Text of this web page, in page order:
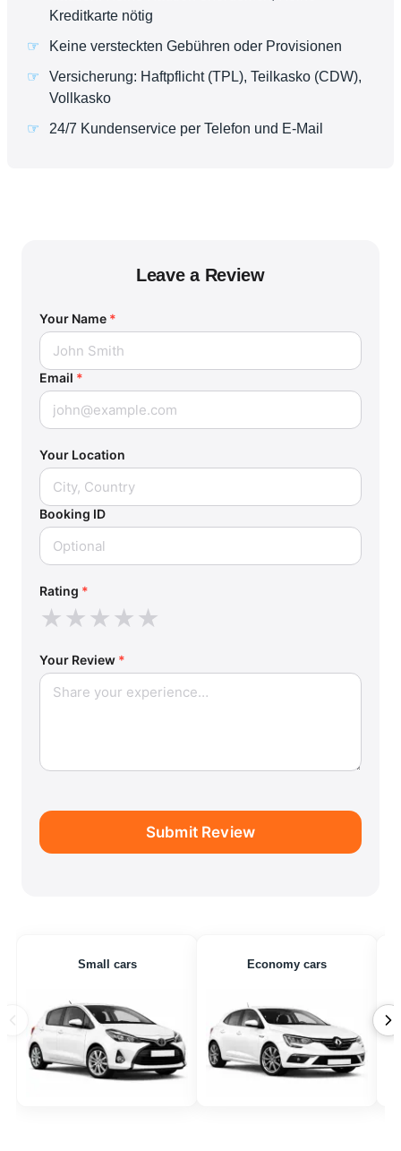
Kreditkarte nötig
Keine versteckten Gebühren oder Provisionen
Versicherung: Haftpflicht (TPL), Teilkasko (CDW),
Vollkasko
24/7 Kundenservice per Telefon und E-Mail
Leave a Review
Your Name *
Email *
Your Location
Booking ID
Rating *
★★★★★
Your Review *
Submit Review
Small cars Economy cars